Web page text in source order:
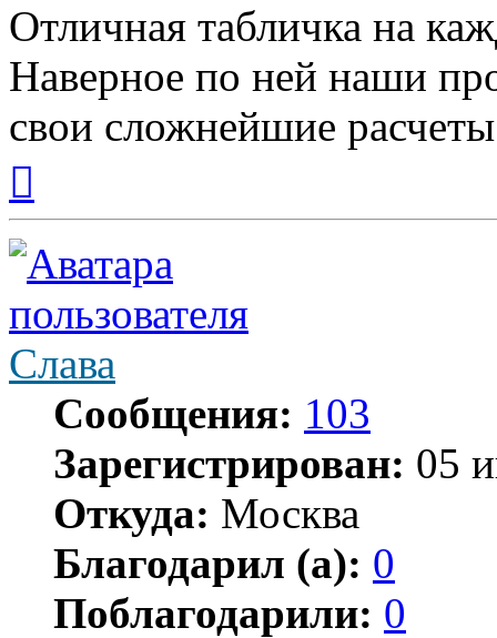
Отличная табличка на
Наверное по ней наши
свои сложнейшие
началу
Слава
Сообщения: 103
Зарегистрирован: 05
Откуда: Москва
Благодарил (а): 0
Поблагодарили: 0